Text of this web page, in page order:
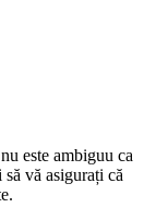
este ambiguu ca
vă asigurați că